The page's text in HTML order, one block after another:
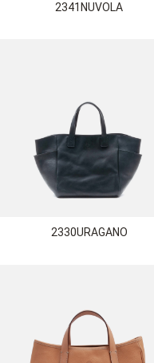
2341NUVOLA
2330URAGANO